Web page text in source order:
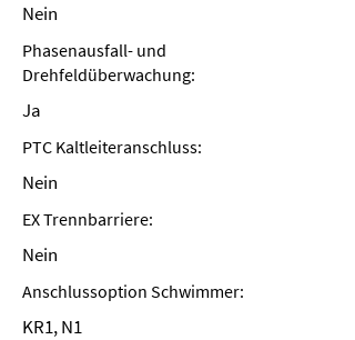
Nein
Phasenausfall- und
Drehfeldüberwachung:
Ja
PTC Kaltleiteranschluss:
Nein
EX Trennbarriere:
Nein
Anschlussoption Schwimmer:
KR1, N1